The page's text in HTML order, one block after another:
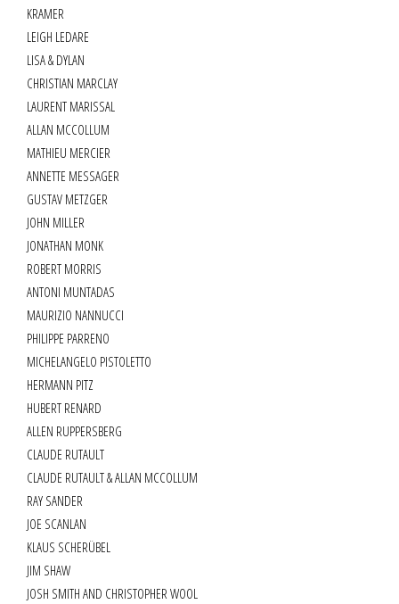
KRAMER
LEIGH LEDARE
LISA & DYLAN
CHRISTIAN MARCLAY
LAURENT MARISSAL
ALLAN MCCOLLUM
MATHIEU MERCIER
ANNETTE MESSAGER
GUSTAV METZGER
JOHN MILLER
JONATHAN MONK
ROBERT MORRIS
ANTONI MUNTADAS
MAURIZIO NANNUCCI
PHILIPPE PARRENO
MICHELANGELO PISTOLETTO
HERMANN PITZ
HUBERT RENARD
ALLEN RUPPERSBERG
CLAUDE RUTAULT
CLAUDE RUTAULT & ALLAN MCCOLLUM
RAY SANDER
JOE SCANLAN
KLAUS SCHERÜBEL
JIM SHAW
JOSH SMITH AND CHRISTOPHER WOOL